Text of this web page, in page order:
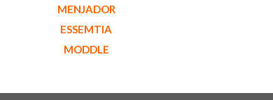
MENJADOR
ESSEMTIA
MODDLE